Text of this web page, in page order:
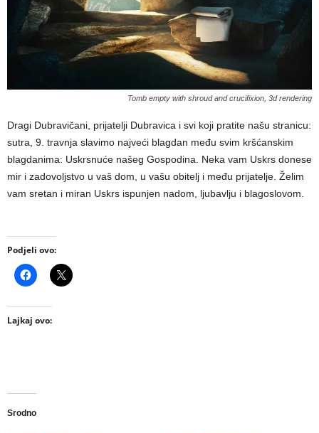
Tomb empty with shroud and crucifixion, 3d rendering
Dragi Dubravičani, prijatelji Dubravica i svi koji pratite našu stranicu:
sutra, 9. travnja slavimo najveći blagdan među svim kršćanskim
blagdanima: Uskrsnuće našeg Gospodina. Neka vam Uskrs donese
mir i zadovoljstvo u vaš dom, u vašu obitelj i među prijatelje. Želim
vam sretan i miran Uskrs ispunjen nadom, ljubavlju i blagoslovom.
Podjeli ovo:
Lajkaj ovo:
Srodno